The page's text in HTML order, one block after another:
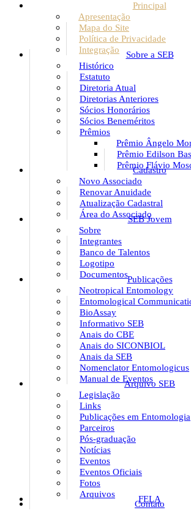
Principal
Apresentação
Mapa do Site
Política de Privacidade
Integração
Sobre a SEB
Histórico
Estatuto
Diretoria Atual
Diretorias Anteriores
Sócios Honorários
Sócios Beneméritos
Prêmios
Prêmio Ângelo
Prêmio Edilson
Prêmio Flávio
Cadastro
Novo Associado
Renovar Anuidade
Atualização Cadastral
Área do Associado
SEB Jovem
Sobre
Integrantes
Banco de Talentos
Logotipo
DocumentosPublicações
Neotropical Entomology
Entomological
BioAssay
Informativo SEB
Anais do CBE
Anais do SICONBIOL
Anais da SEB
Nomenclator Entomologicus
Manual de Eventos
Arquivo SEB
Legislação
Links
Publicações em Entomologia
Parceiros
Pós-graduação
Notícias
Eventos
Eventos Oficiais
Fotos
Arquivos
FELA
Contato